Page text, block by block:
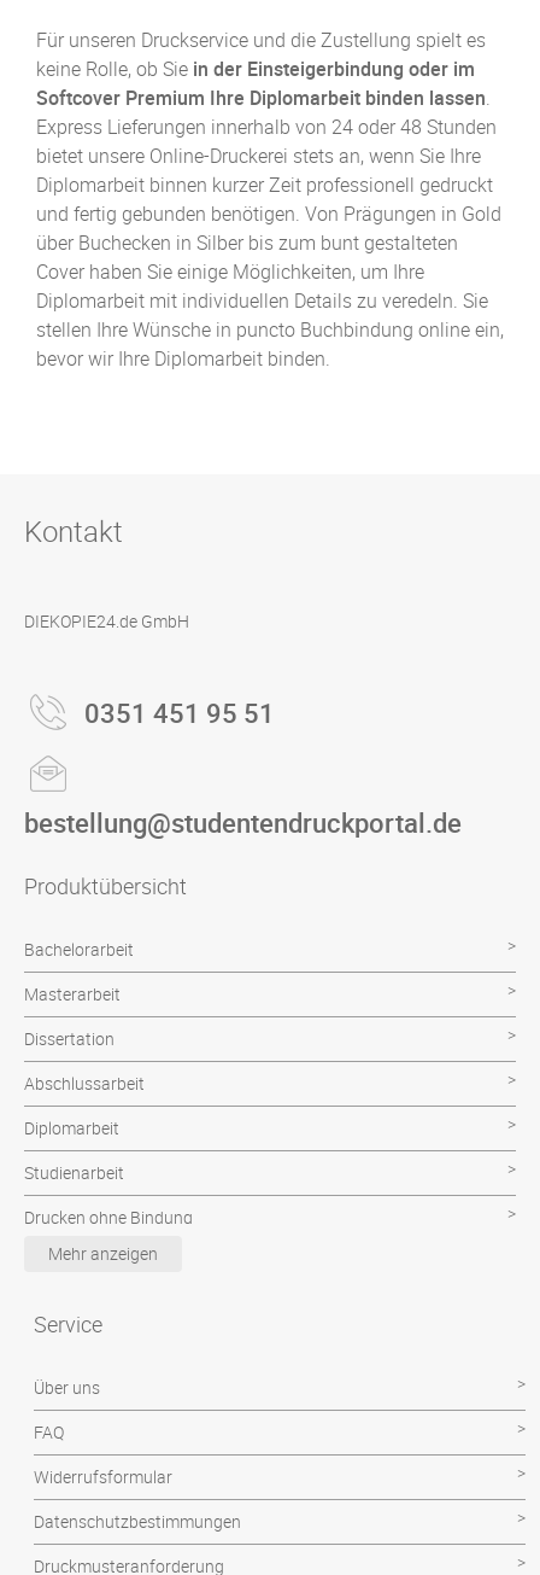
Für unseren Druckservice und die Zustellung spielt es
keine Rolle, ob Sie in der Einsteigerbindung oder im
Softcover Premium Ihre Diplomarbeit binden lassen.
Express Lieferungen innerhalb von 24 oder 48 Stunden
bietet unsere Online-Druckerei stets an, wenn Sie Ihre
Diplomarbeit binnen kurzer Zeit professionell gedruckt
und fertig gebunden benötigen. Von Prägungen in Gold
über Buchecken in Silber bis zum bunt gestalteten
Cover haben Sie einige Möglichkeiten, um Ihre
Diplomarbeit mit individuellen Details zu veredeln. Sie
stellen Ihre Wünsche in puncto Buchbindung online ein,
bevor wir Ihre Diplomarbeit binden.
Kontakt
DIEKOPIE24.de GmbH
0351 451 95 51
bestellung@studentendruckportal.de
Produktübersicht
Bachelorarbeit
Masterarbeit
Dissertation
Abschlussarbeit
Diplomarbeit
Studienarbeit
Drucken ohne Bindung
Poster & CAD Plot
Hausarbeit
Magisterarbeit
Projektarbeit
Seminararbeit
Mehr anzeigen
Service
Über uns
FAQ
Widerrufsformular
Datenschutzbestimmungen
Druckmusteranforderung